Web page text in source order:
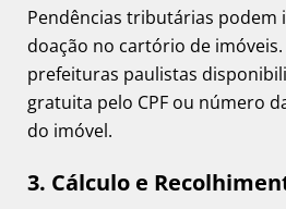
Pendências tributárias
doação no cartório de
prefeituras paulistas
gratuita pelo CPF ou número
do imóvel.
3. Cálculo e